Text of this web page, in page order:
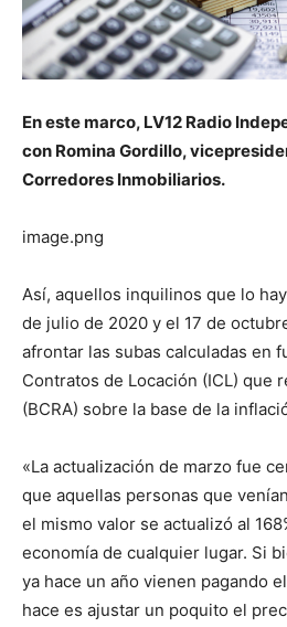
En este marco, LV12 Radio
con Romina Gordillo,
Corredores Inmobiliarios.
image.png
Así, aquellos inquilinos que lo
de julio de 2020 y el 17 de
afrontar las subas calculadas en
Contratos de Locación (ICL) que
(BCRA) sobre la base de la
«La actualización de marzo fue
que aquellas personas que
el mismo valor se actualizó al
economía de cualquier lugar. Si
ya hace un año vienen pagando
hace es ajustar un poquito el